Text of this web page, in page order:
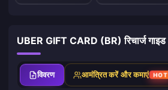
UBER GIFT CARD (BR) रिचार्ज गाइड
विवरण आमंत्रित करें और कमाएं HOT